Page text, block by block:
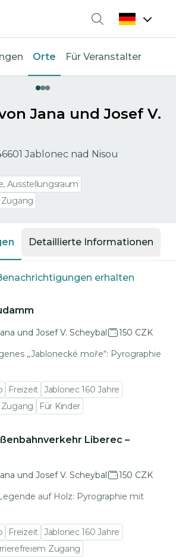
Suche
Orte Für Veranstalter
Jana und Josef V.
Jablonec nad Nisou
Ausstellungsraum
Detaillierte Informationen
erhalten
und Josef V. Scheybal
150 CZK
„Jablonecké moře“: Pyrographie
Freizeit Jablonec 160 Jahre
Für Kinder
Liberec –
und Josef V. Scheybal
150 CZK
auf Holz: Pyrographie mit
Freizeit Jablonec 160 Jahre
Zugang